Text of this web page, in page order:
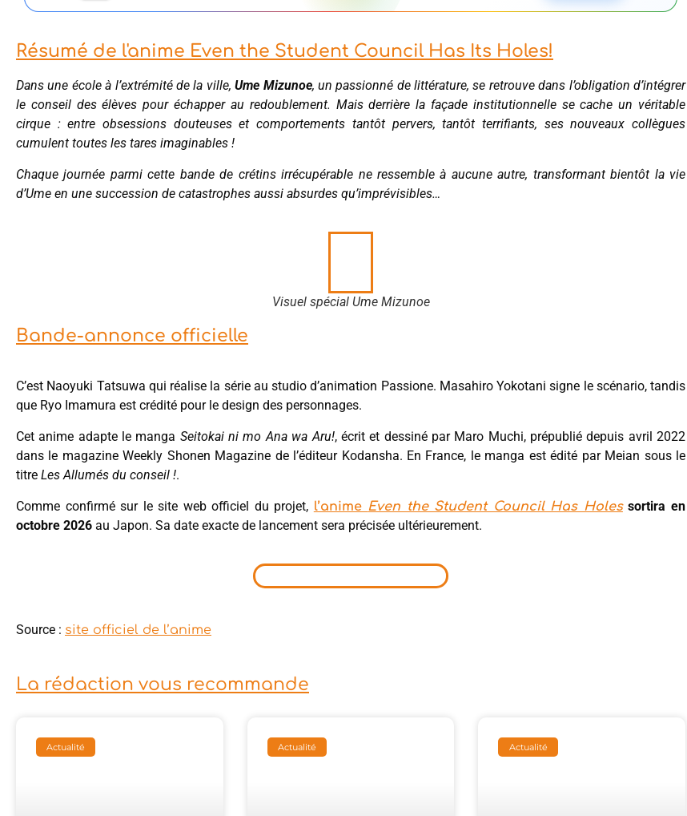
Résumé de l'anime Even the Student Council Has Its Holes!
Dans une école à l’extrémité de la ville,Ume Mizunoe, un passionné de littérature, se retrouve dans l’obligation d’intégrer
le conseil des élèves pour échapper au redoublement. Mais derrière la façade institutionnelle se cache un véritable
cirque : entre obsessions douteuses et comportements tantôt pervers, tantôt terrifiants, ses nouveaux collègues
cumulent toutes les tares imaginables !
Chaque journée parmi cette bande de crétins irrécupérable ne ressemble à aucune autre, transformant bientôt la vie
d’Ume en une succession de catastrophes aussi absurdes qu’imprévisibles…
Visuel spécial Ume Mizunoe
Bande-annonce officielle
C’est Naoyuki Tatsuwa qui réalise la série au studio d’animation Passione. Masahiro Yokotani signe le scénario, tandis
que Ryo Imamura est crédité pour le design des personnages.
Cet anime adapte le manga Seitokai ni mo Ana wa Aru!, écrit et dessiné par Maro Muchi, prépublié depuis avril 2022
dans le magazine Weekly Shonen Magazine de l’éditeur Kodansha. En France, le manga est édité par Meian sous le
titre Les Allumés du conseil !.
Comme confirmé sur le site web officiel du projet, l’anime Even the Student Council Has Holessortira en
octobre 2026 au Japon. Sa date exacte de lancement sera précisée ultérieurement.
Source : site officiel de l’anime
La rédaction vous recommande
Actualité Actualité Actualité